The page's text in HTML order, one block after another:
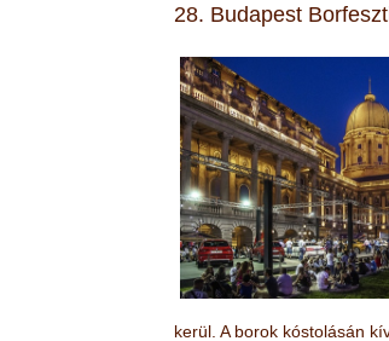
28. Budapest
kerül. A borok kóstolásán